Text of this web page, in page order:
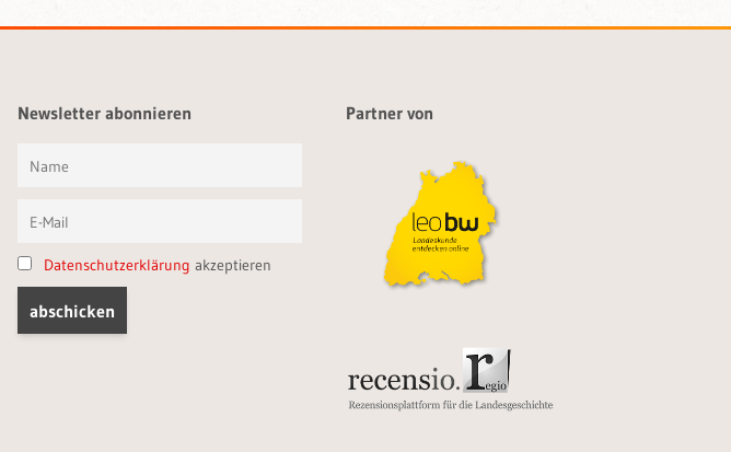
Newsletter abonnieren
Datenschutzerklärung akzeptieren
Partner von